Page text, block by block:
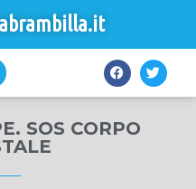
SOS CORPO